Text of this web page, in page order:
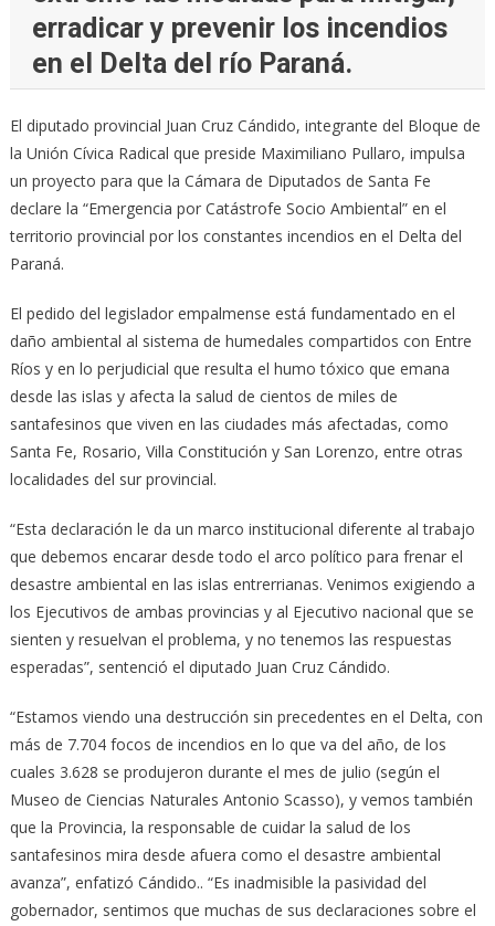
erradicar y prevenir los incendios
en el Delta del río Paraná.
El diputado provincial Juan Cruz Cándido, integrante del Bloque de
la Unión Cívica Radical que preside Maximiliano Pullaro, impulsa
un proyecto para que la Cámara de Diputados de Santa Fe
declare la “Emergencia por Catástrofe Socio Ambiental” en el
territorio provincial por los constantes incendios en el Delta del
Paraná.
El pedido del legislador empalmense está fundamentado en el
daño ambiental al sistema de humedales compartidos con Entre
Ríos y en lo perjudicial que resulta el humo tóxico que emana
desde las islas y afecta la salud de cientos de miles de
santafesinos que viven en las ciudades más afectadas, como
Santa Fe, Rosario, Villa Constitución y San Lorenzo, entre otras
localidades del sur provincial.
“Esta declaración le da un marco institucional diferente al trabajo
que debemos encarar desde todo el arco político para frenar el
desastre ambiental en las islas entrerrianas. Venimos exigiendo a
los Ejecutivos de ambas provincias y al Ejecutivo nacional que se
sienten y resuelvan el problema, y no tenemos las respuestas
esperadas”, sentenció el diputado Juan Cruz Cándido.
“Estamos viendo una destrucción sin precedentes en el Delta, con
más de 7.704 focos de incendios en lo que va del año, de los
cuales 3.628 se produjeron durante el mes de julio (según el
Museo de Ciencias Naturales Antonio Scasso), y vemos también
que la Provincia, la responsable de cuidar la salud de los
santafesinos mira desde afuera como el desastre ambiental
avanza”, enfatizó Cándido.. “Es inadmisible la pasividad del
gobernador, sentimos que muchas de sus declaraciones sobre el